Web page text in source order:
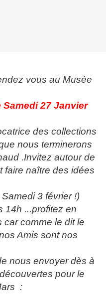
vous au Musée
Samedi 27 Janvier
des collections
nous terminerons
.Invitez autour de
faire naître des idées
3 février !)
14h ...profitez en
car comme le dit le
Amis sont nos
nous envoyer dès à
pour le
: